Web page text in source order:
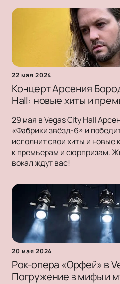
22 мая 2024
Концерт Арсения
Hall: новые хиты и
29 мая в Vegas City Hall
«Фабрики звёзд-6» и
исполнит свои хиты и новые
к премьерам и сюрпризам.
вокал ждут вас!
20 мая 2024
Рок-опера «Орфей» в
Погружение в мифы и